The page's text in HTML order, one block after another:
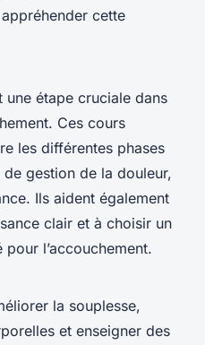
cette
une étape cruciale dans
Ces cours
les différentes phases
gestion de la douleur,
Ils aident également
clair et à choisir un
l’accouchement.
la souplesse,
et enseigner des